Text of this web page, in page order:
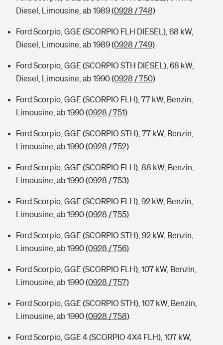
Diesel, Limousine, ab 1989(0928 / 748)
Ford Scorpio, GGE (SCORPIO FLH DIESEL), 68 kW,
Diesel, Limousine, ab 1989(0928 / 749)
Ford Scorpio, GGE (SCORPIO STH DIESEL), 68 kW,
Diesel, Limousine, ab 1990(0928 / 750)
Ford Scorpio, GGE (SCORPIO FLH), 77 kW, Benzin,
Limousine, ab 1990(0928 / 751)
Ford Scorpio, GGE (SCORPIO STH), 77 kW, Benzin,
Limousine, ab 1990(0928 / 752)
Ford Scorpio, GGE (SCORPIO FLH), 88 kW, Benzin,
Limousine, ab 1990(0928 / 753)
Ford Scorpio, GGE (SCORPIO FLH), 92 kW, Benzin,
Limousine, ab 1990(0928 / 755)
Ford Scorpio, GGE (SCORPIO STH), 92 kW, Benzin,
Limousine, ab 1990(0928 / 756)
Ford Scorpio, GGE (SCORPIO FLH), 107 kW, Benzin,
Limousine, ab 1990(0928 / 757)
Ford Scorpio, GGE (SCORPIO STH), 107 kW, Benzin,
Limousine, ab 1990(0928 / 758)
Ford Scorpio, GGE 4 (SCORPIO 4X4 FLH), 107 kW,